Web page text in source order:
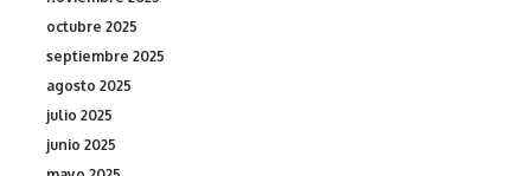
octubre 2025
septiembre 2025
agosto 2025
julio 2025
junio 2025